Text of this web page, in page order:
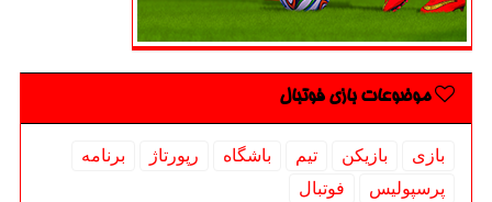
موضوعات بازی فوتبال
بازی بازیكن تیم باشگاه رپورتاژ
برنامه
پرسپولیس
فوتبال